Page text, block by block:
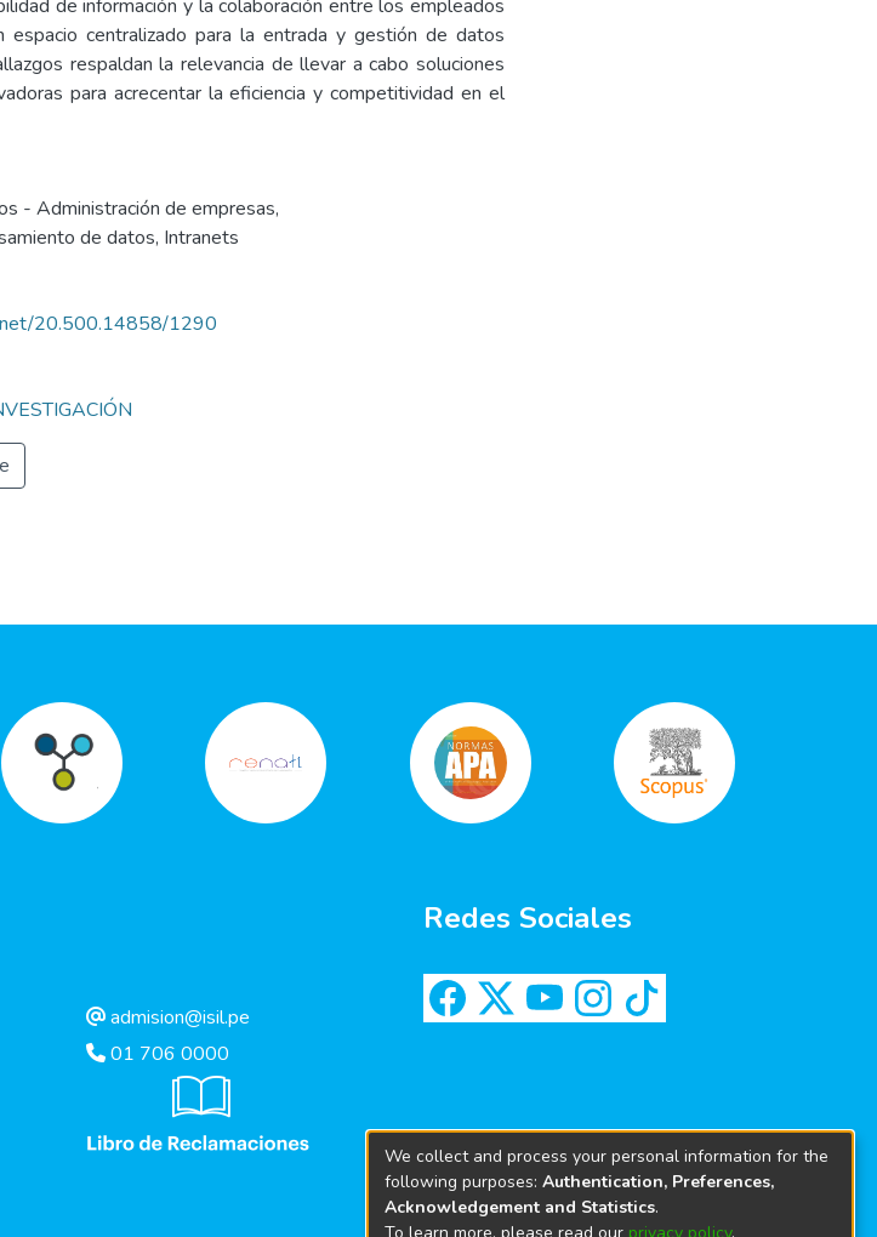
de información y la colaboración entre los empleados
espacio centralizado para la entrada y gestión de datos
respaldan la relevancia de llevar a cabo soluciones
para acrecentar la eficiencia y competitividad en el
- Administración de empresas,
de datos, Intranets
20.500.14858/1290
admision@isil.pe
01 706 0000
Redes Sociales
We collect and process your personal information for the
following purposes: Authentication, Preferences,
Acknowledgement and Statistics.